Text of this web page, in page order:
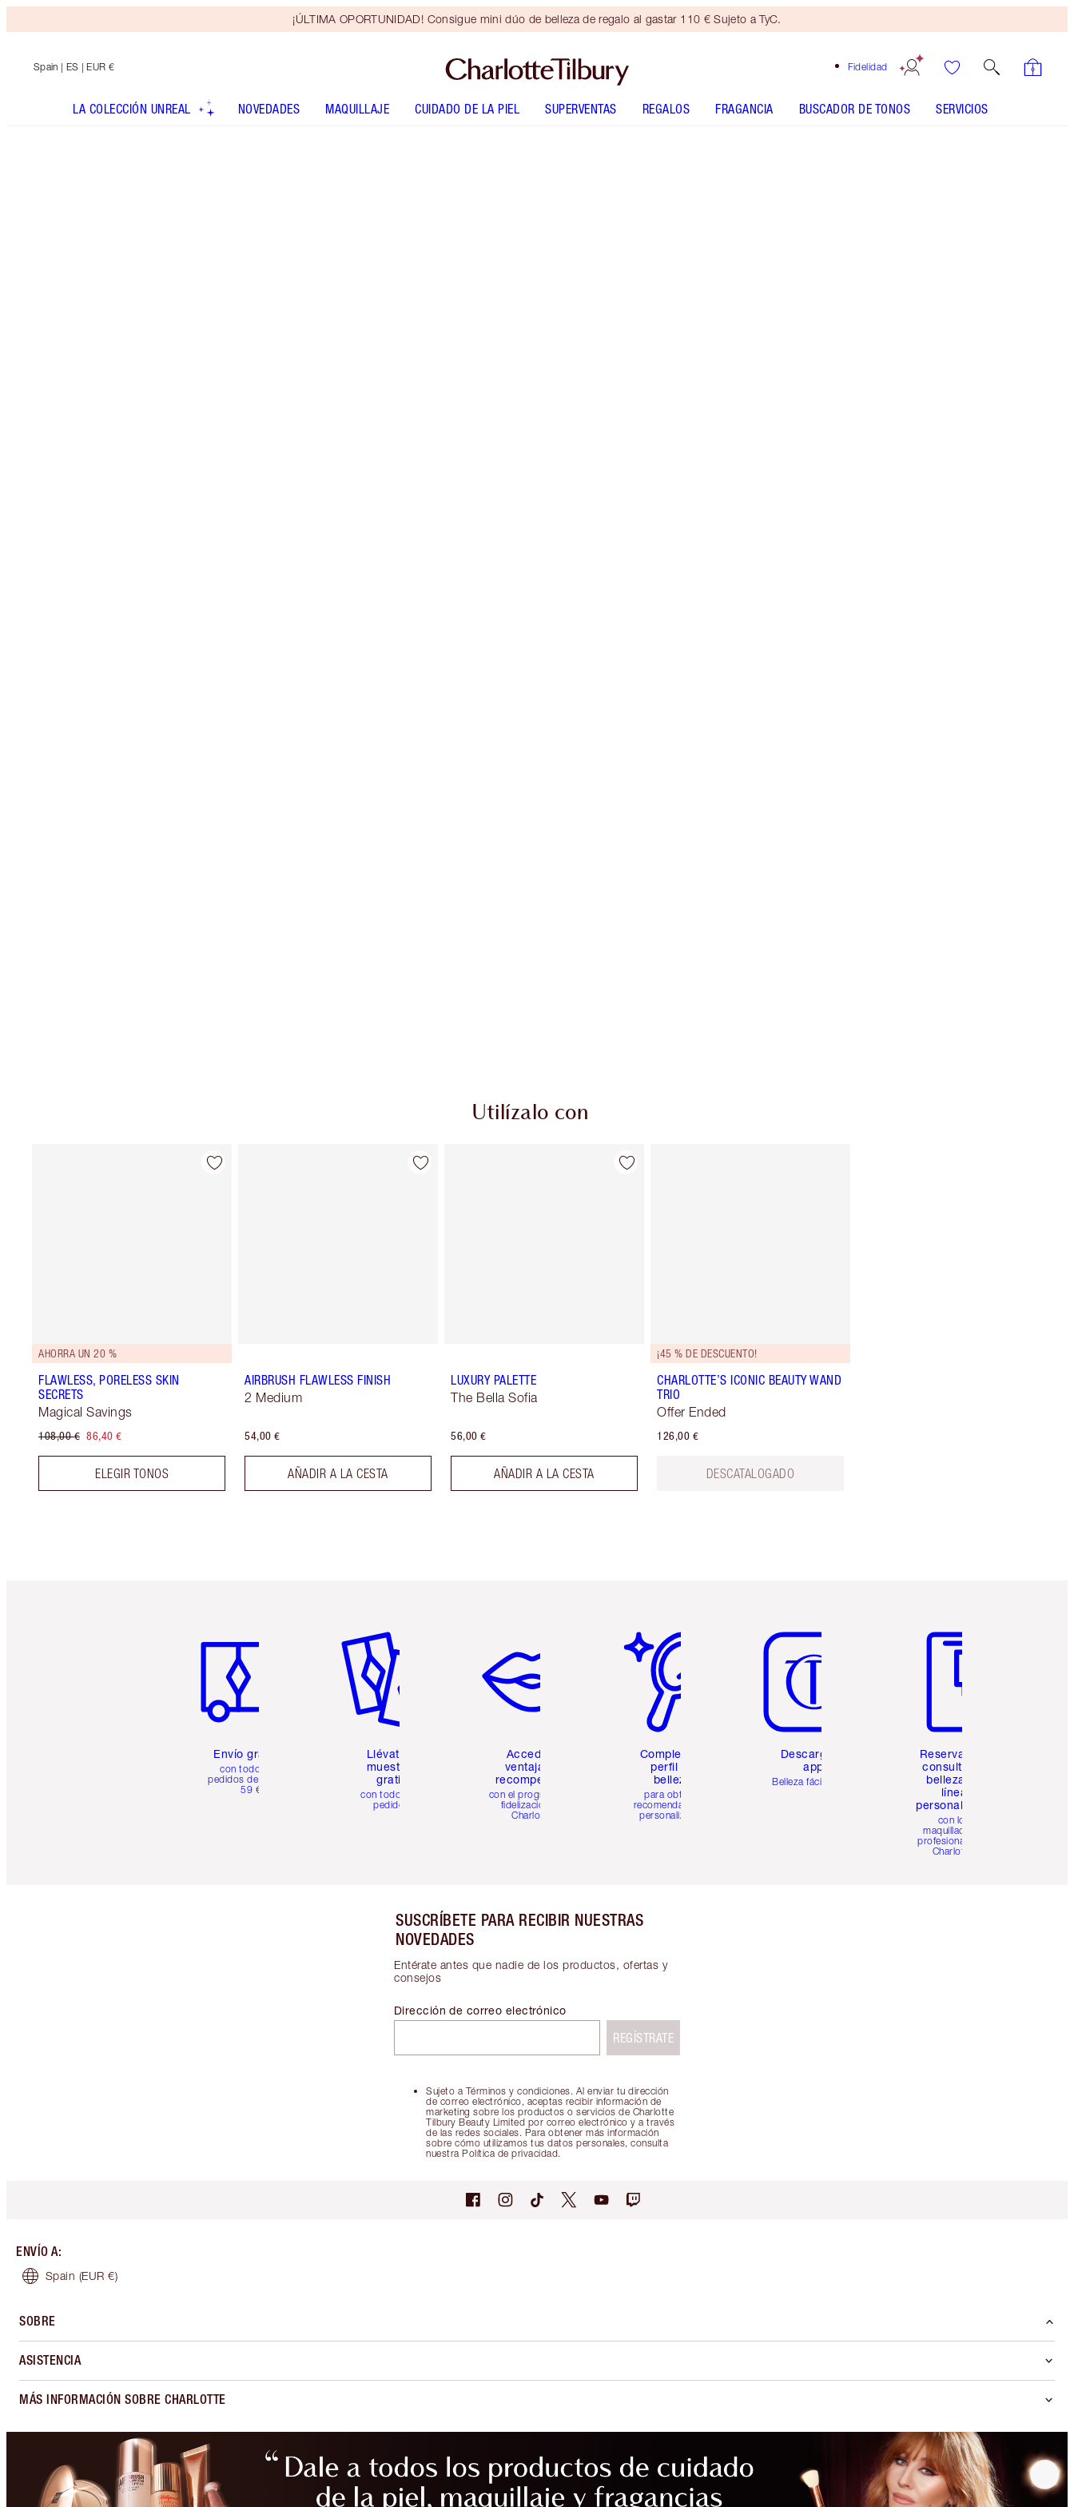
¡ÚLTIMA OPORTUNIDAD! Consigue mini dúo de belleza de regalo al gastar 110 € Sujeto a TyC.
Fidelidad
Spain | ES | EUR €
LA COLECCIÓN UNREAL NOVEDADES MAQUILLAJE CUIDADO DE LA PIEL SUPERVENTAS REGALOS FRAGANCIA BUSCADOR DE TONOS SERVICIOS
Utilízalo con
AHORRA UN 20 %
FLAWLESS, PORELESS SKIN
SECRETS
Magical Savings
108,00 € 86,40 €
ELEGIR TONOS
AIRBRUSH FLAWLESS FINISH
2 Medium
54,00 €
AÑADIR A LA CESTA
LUXURY PALETTE
The Bella Sofia
56,00 €
AÑADIR A LA CESTA
¡45 % DE DESCUENTO!
CHARLOTTE’S ICONIC BEAUTY WAND
TRIO
Offer Ended
126,00 €
DESCATALOGADO
Envío gratuito
con todos los
pedidos de más de
59 €
Llévate 2
muestras
gratis
con todos los
pedidos
Accede a
ventajas y
recompensas
con el programa de
fidelización de
Charlotte
Completa tu
perfil de
belleza
para obtener
recomendaciones
personalizadas
Descarga la
app
Belleza fácil para ti
Reserva una
consulta de
belleza en
línea
personalizada
con los
maquilladores
profesionales de
Charlotte.
SUSCRÍBETE PARA RECIBIR NUESTRAS
NOVEDADES
Entérate antes que nadie de los productos, ofertas y
consejos
Sujeto a Términos y condiciones. Al enviar tu dirección
de correo electrónico, aceptas recibir información de
marketing sobre los productos o servicios de Charlotte
Tilbury Beauty Limited por correo electrónico y a través
de las redes sociales. Para obtener más información
sobre cómo utilizamos tus datos personales, consulta
nuestra Política de privacidad.
Dirección de correo electrónico
REGÍSTRATE
ENVÍO A:
Spain (EUR €)
SOBRE
ASISTENCIA
MÁS INFORMACIÓN SOBRE CHARLOTTE